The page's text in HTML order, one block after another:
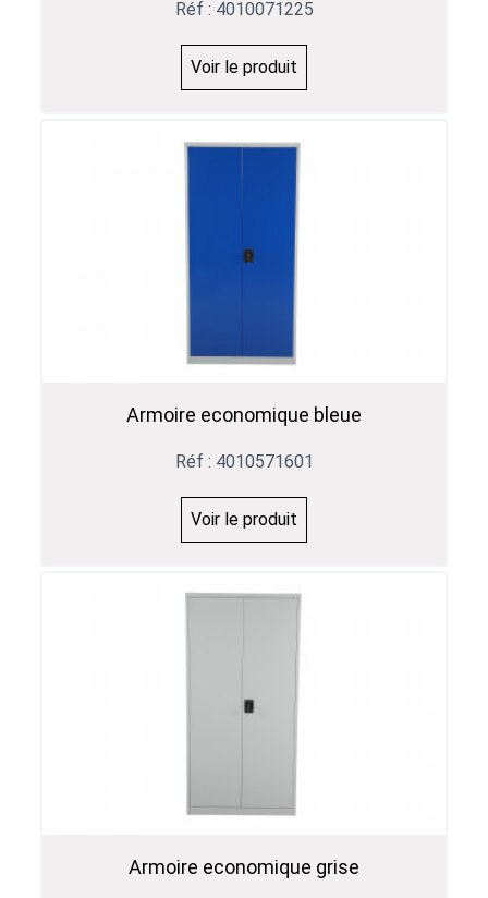
Réf : 4010071225
Voir le produit
Armoire economique bleue
Réf : 4010571601
Voir le produit
Armoire economique grise